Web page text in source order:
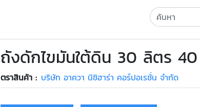
ถังดักไขมันใต้ดิน 30 ลิตร
ตราสินค้า : บริษัท อาควา นิชิฮาร่า คอร์ปอเรชั่น จำกัด